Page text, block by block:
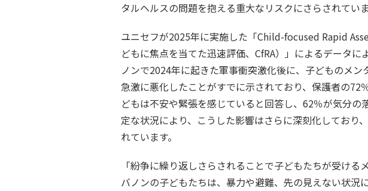
タルヘルスの問題を抱える重大なリスクにさらされていま
ユニセフが2025年に実施した「Child-focused Rapid
どもに焦点を当てた迅速評価、CfRA）」によるデータに
ノンで2024年に起きた軍事衝突激化後に、子どものメン
急激に悪化したことがすでに示されており、保護者の72
どもは不安や緊張を感じていると回答し、62％が気分
定な状況により、こうした影響はさらに深刻化しており
れています。
「紛争に繰り返しさらされることで子どもたちが受け
バノンの子どもたちは、暴力や避難、先の見えない状